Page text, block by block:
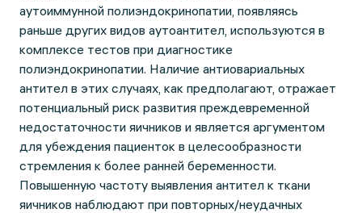
аутоиммунной полиэндокринопатии, появляясь
раньше других видов аутоантител, используются в
комплексе тестов при диагностике
полиэндокринопатии. Наличие антиовариальных
антител в этих случаях, как предполагают, отражает
потенциальный риск развития преждевременной
недостаточности яичников и является аргументом
для убеждения пациенток в целесообразности
стремления к более ранней беременности.
Повышенную частоту выявления антител к ткани
яичников наблюдают при повторных/неудачных